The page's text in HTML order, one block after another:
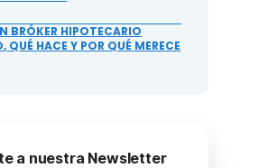
BRÓKER HIPOTECARIO
QUÉ HACE Y POR QUÉ MERECE
a nuestra Newsletter